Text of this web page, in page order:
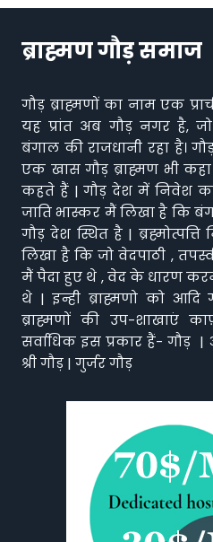
ब्राह्मण गौड़ समाज
गौड़ ब्राह्मणों का नाम एक
यह प्रांत अब गौड़ नगर है,
बंगाल की राजधानी रहा है।
एक खास गौड़ ब्राह्मण भी
कहते हैं | गौड़ देश में निवेश
जाति भास्कर मैं लिखा है कि
गौड़ देश स्थित है |
लिखा है कि जो वेदपाठी , तपस्वी
मैं पैदा हुए थे , वेद के धारण
थे | इन्ही ब्राह्मणो को आदि
ब्राह्मणों की उप-शाखाएं
सर्वाधिक इस प्रकार हैं- गौड़ |
श्री गौड़ | गुर्जर गौड़